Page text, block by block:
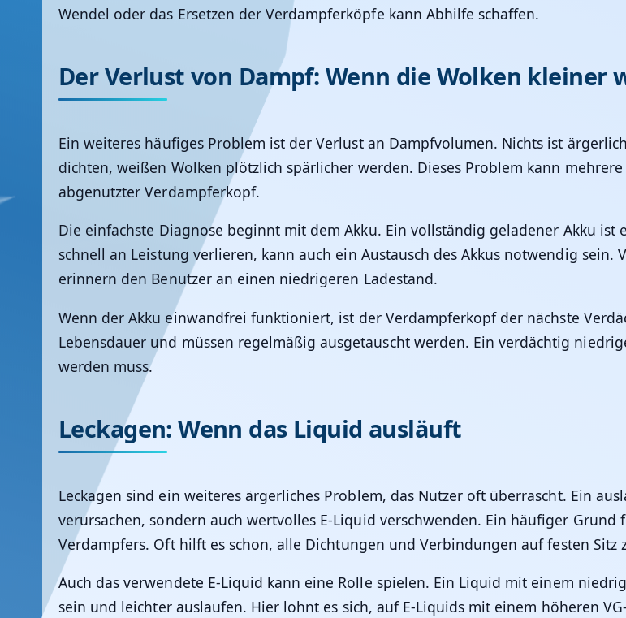
Wendel oder das Ersetzen der Verdampferköpfe kann Abhilfe schaffen.
Der Verlust von Dampf: Wenn die Wolken kleiner
Ein weiteres häufiges Problem ist der Verlust an Dampfvolumen. Nichts ist
dichten, weißen Wolken plötzlich spärlicher werden. Dieses Problem kann
abgenutzter Verdampferkopf.
Die einfachste Diagnose beginnt mit dem Akku. Ein vollständig geladener Akku
schnell an Leistung verlieren, kann auch ein Austausch des Akkus notwendig sein.
erinnern den Benutzer an einen niedrigeren Ladestand.
Wenn der Akku einwandfrei funktioniert, ist der Verdampferkopf der nächste
Lebensdauer und müssen regelmäßig ausgetauscht werden. Ein verdächtig
werden muss.
Leckagen: Wenn das Liquid ausläuft
Leckagen sind ein weiteres ärgerliches Problem, das Nutzer oft überrascht. Ein
verursachen, sondern auch wertvolles E-Liquid verschwenden. Ein häufiger
Verdampfers. Oft hilft es schon, alle Dichtungen und Verbindungen auf festen Sitz
Auch das verwendete E-Liquid kann eine Rolle spielen. Ein Liquid mit einem
sein und leichter auslaufen. Hier lohnt es sich, auf E-Liquids mit einem höheren